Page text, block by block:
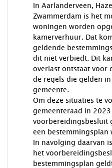
In Aarlanderveen,
Zwammerdam is het
woningen worden
kamerverhuur. Dat
geldende
dit niet verbiedt. Dit
overlast ontstaat voor
de regels die gelden
gemeente.
Om deze situaties te
gemeenteraad in
voorbereidingsbesluit
een
In navolging daarvan
het
bestemmingsplan